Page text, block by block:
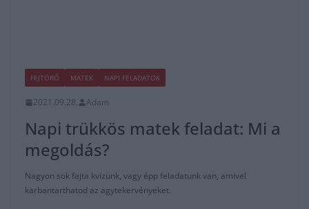
FEJTÖRŐ MATEK NAPI FELADATOK
2021.09.28. Adam
Napi trükkös matek feladat: Mi a
megoldás?
Nagyon sok fajta kvízünk, vagy épp feladatunk van, amivel
karbantarthatod az agytekervényeket.